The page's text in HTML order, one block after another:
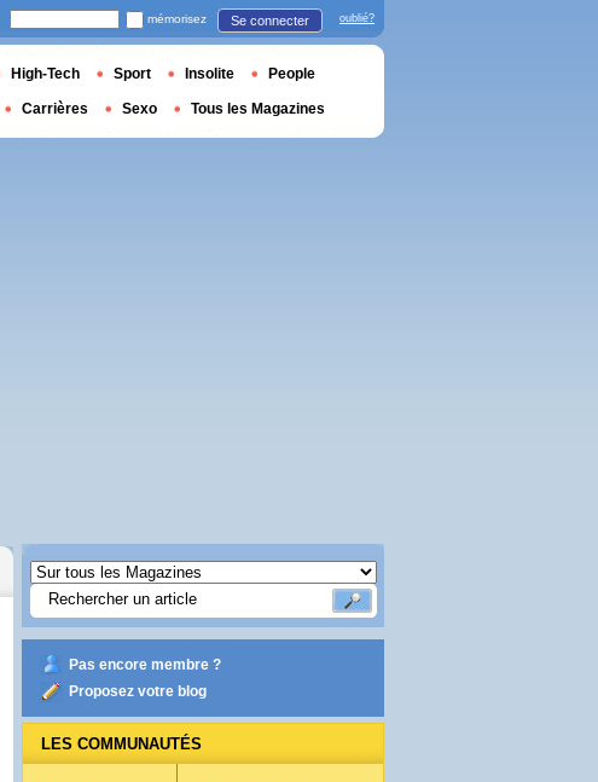
Pas encore membre ?
Proposez votre blog
LES COMMUNAUTÉS
mémorisez Se connecter oublié?
High-Tech Sport Insolite People
Carrières Sexo Tous les Magazines